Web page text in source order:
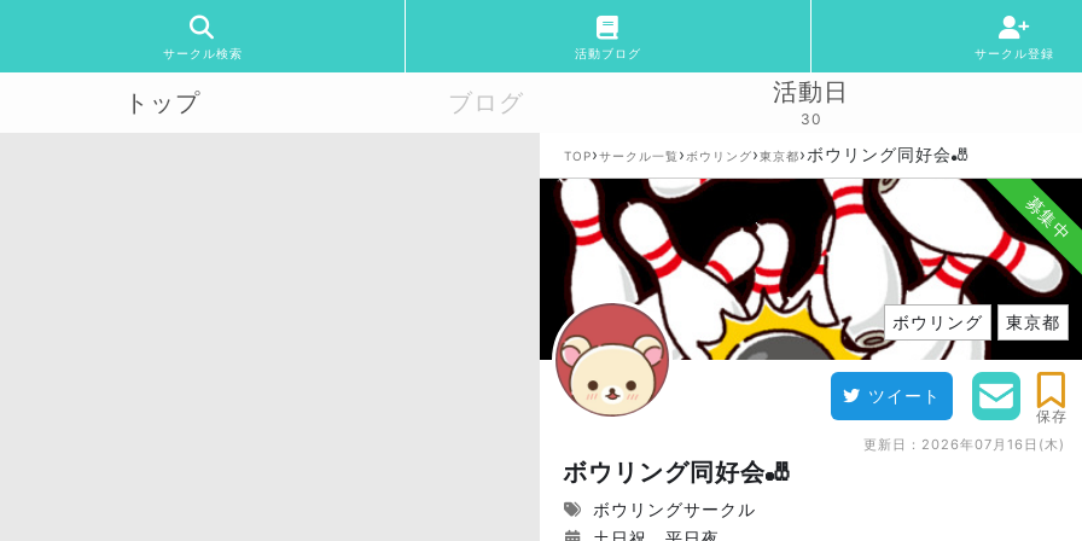
サークル検索 活動ブログ サークル登録
トップ ブログ 活動日
30
TOP›サークル一覧 › ボウリング›東京都›ボウリング同好会🎳
募集中
ボウリング 東京都
ツイート
保存
更新日： 2026年07月16日(木)
ボウリング同好会🎳
ボウリングサークル